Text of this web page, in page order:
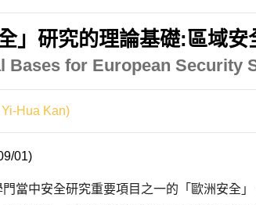
全」研究的理論基礎:區域
Bases for European Security
Hua Kan)
01)
當中安全研究重要項目之一的「歐洲安全